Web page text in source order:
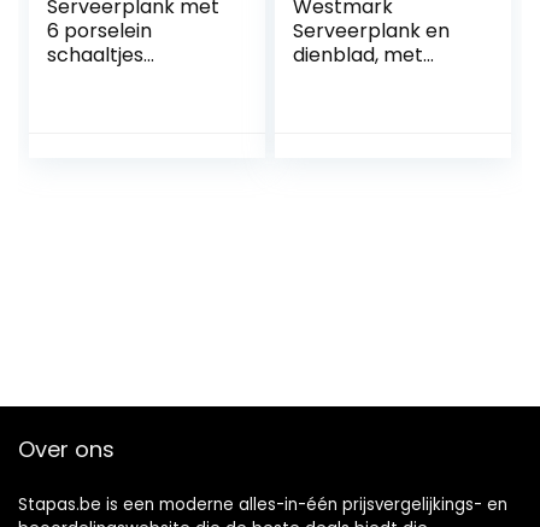
Serveerplank met
6 porselein
schaaltjes
Westmark
Serveerplank en
dienblad, met
Over ons
Stapas.be is een moderne alles-in-één prijsvergelijkings- en